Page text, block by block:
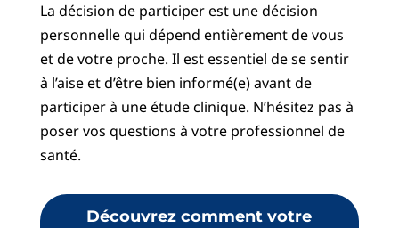
La décision de participer est une décision
personnelle qui dépend entièrement de vous
et de votre proche. Il est essentiel de se sentir
à l’aise et d’être bien informé(e) avant de
participer à une étude clinique. N’hésitez pas à
poser vos questions à votre professionnel de
santé.
Découvrez comment votre